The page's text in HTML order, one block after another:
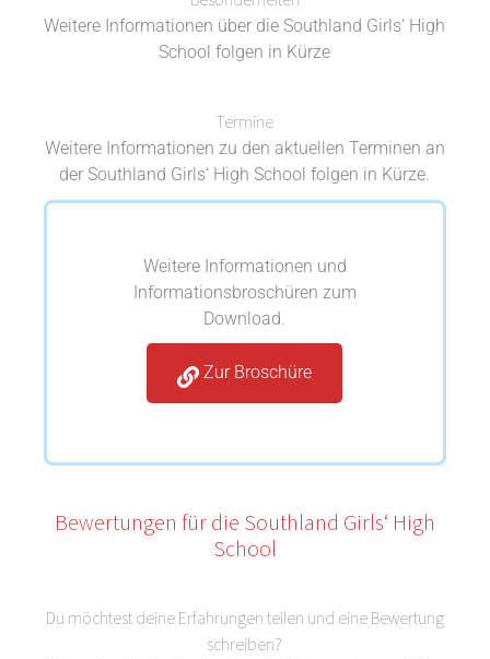
Weitere Informationen über die Southland Girls‘ High
School folgen in Kürze
Termine
Weitere Informationen zu den aktuellen Terminen an
der Southland Girls‘ High School folgen in Kürze.
Weitere Informationen und
Informationsbroschüren zum
Download.
Zur Broschüre
Bewertungen für die Southland Girls‘ High
School
Du möchtest deine Erfahrungen teilen und eine Bewertung
schreiben?